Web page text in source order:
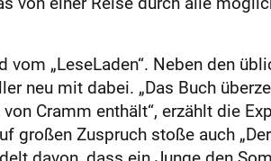
„LeseLaden“. Neben den
neu mit dabei. „Das Buch
Cramm enthält“, erzählt die
großen Zuspruch stoße auch